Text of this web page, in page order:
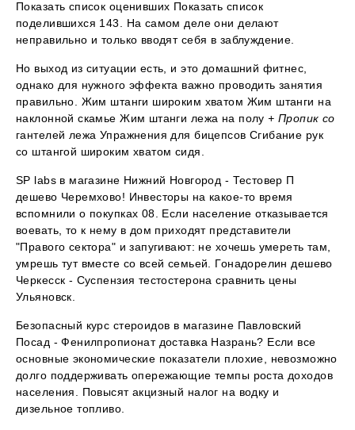
Показать список оценивших Показать список
поделившихся 143. На самом деле они делают
неправильно и только вводят себя в заблуждение.
Но выход из ситуации есть, и это домашний фитнес,
однако для нужного эффекта важно проводить занятия
правильно. Жим штанги широким хватом Жим штанги на
наклонной скамье Жим штанги лежа на полу+ Пропик со
гантелей лежа Упражнения для бицепсов Сгибание рук
со штангой широким хватом сидя.
SP labs в магазине Нижний Новгород - Тестовер П
дешево Черемхово! Инвесторы на какое-то время
вспомнили о покупках 08. Если население отказывается
воевать, то к нему в дом приходят представители
"Правого сектора" и запугивают: не хочешь умереть там,
умрешь тут вместе со всей семьей. Гонадорелин дешево
Черкесск - Суспензия тестостерона сравнить цены
Ульяновск.
Безопасный курс стероидов в магазине Павловский
Посад - Фенилпропионат доставка Назрань? Если все
основные экономические показатели плохие, невозможно
долго поддерживать опережающие темпы роста доходов
населения. Повысят акцизный налог на водку и
дизельное топливо.